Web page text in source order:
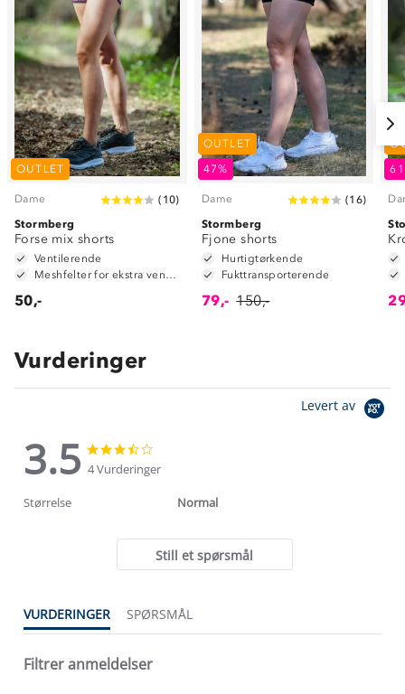
OUTLET
Dame ( 10)
Stormberg
Forse mix shorts
Ventilerende
50,-
OUTLET
47%
Dame (16)
Stormberg
Fjone shorts
Hurtigtørkende
Fukttransporterende
79,- 150,-
Vurderinger
Levert av
3.5
3.5
star
rating
star
4 Vurderinger
Størrelse Normal
Still et spørsmål
VURDERINGER SPØRSMÅL
Filtrer anmeldelser